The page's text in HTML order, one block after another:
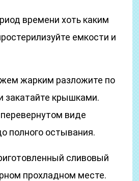
времени хоть каким
емкости и
жарким разложите по
закатайте крышками.
виде
полного остывания.
сливовый
прохладном месте.